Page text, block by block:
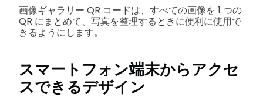
画像ギャラリー QR コードは、すべての画像を 1 つの
QR にまとめて、写真を整理するときに便利に使用で
きるようにします。
スマートフォン端末からアクセ
スできるデザイン